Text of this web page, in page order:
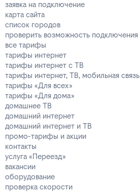
заявка на подключение
карта сайта
список городов
проверить возможность подключения
все тарифы
тарифы интернет
тарифы интернет с ТВ
тарифы интернет, ТВ, мобильная связь
тарифы «Для всех»
тарифы «Для дома»
домашнее ТВ
домашний интернет
домашний интернет и ТВ
промо-тарифы и акции
контакты
услуга «Переезд»
вакансии
оборудование
проверка скорости